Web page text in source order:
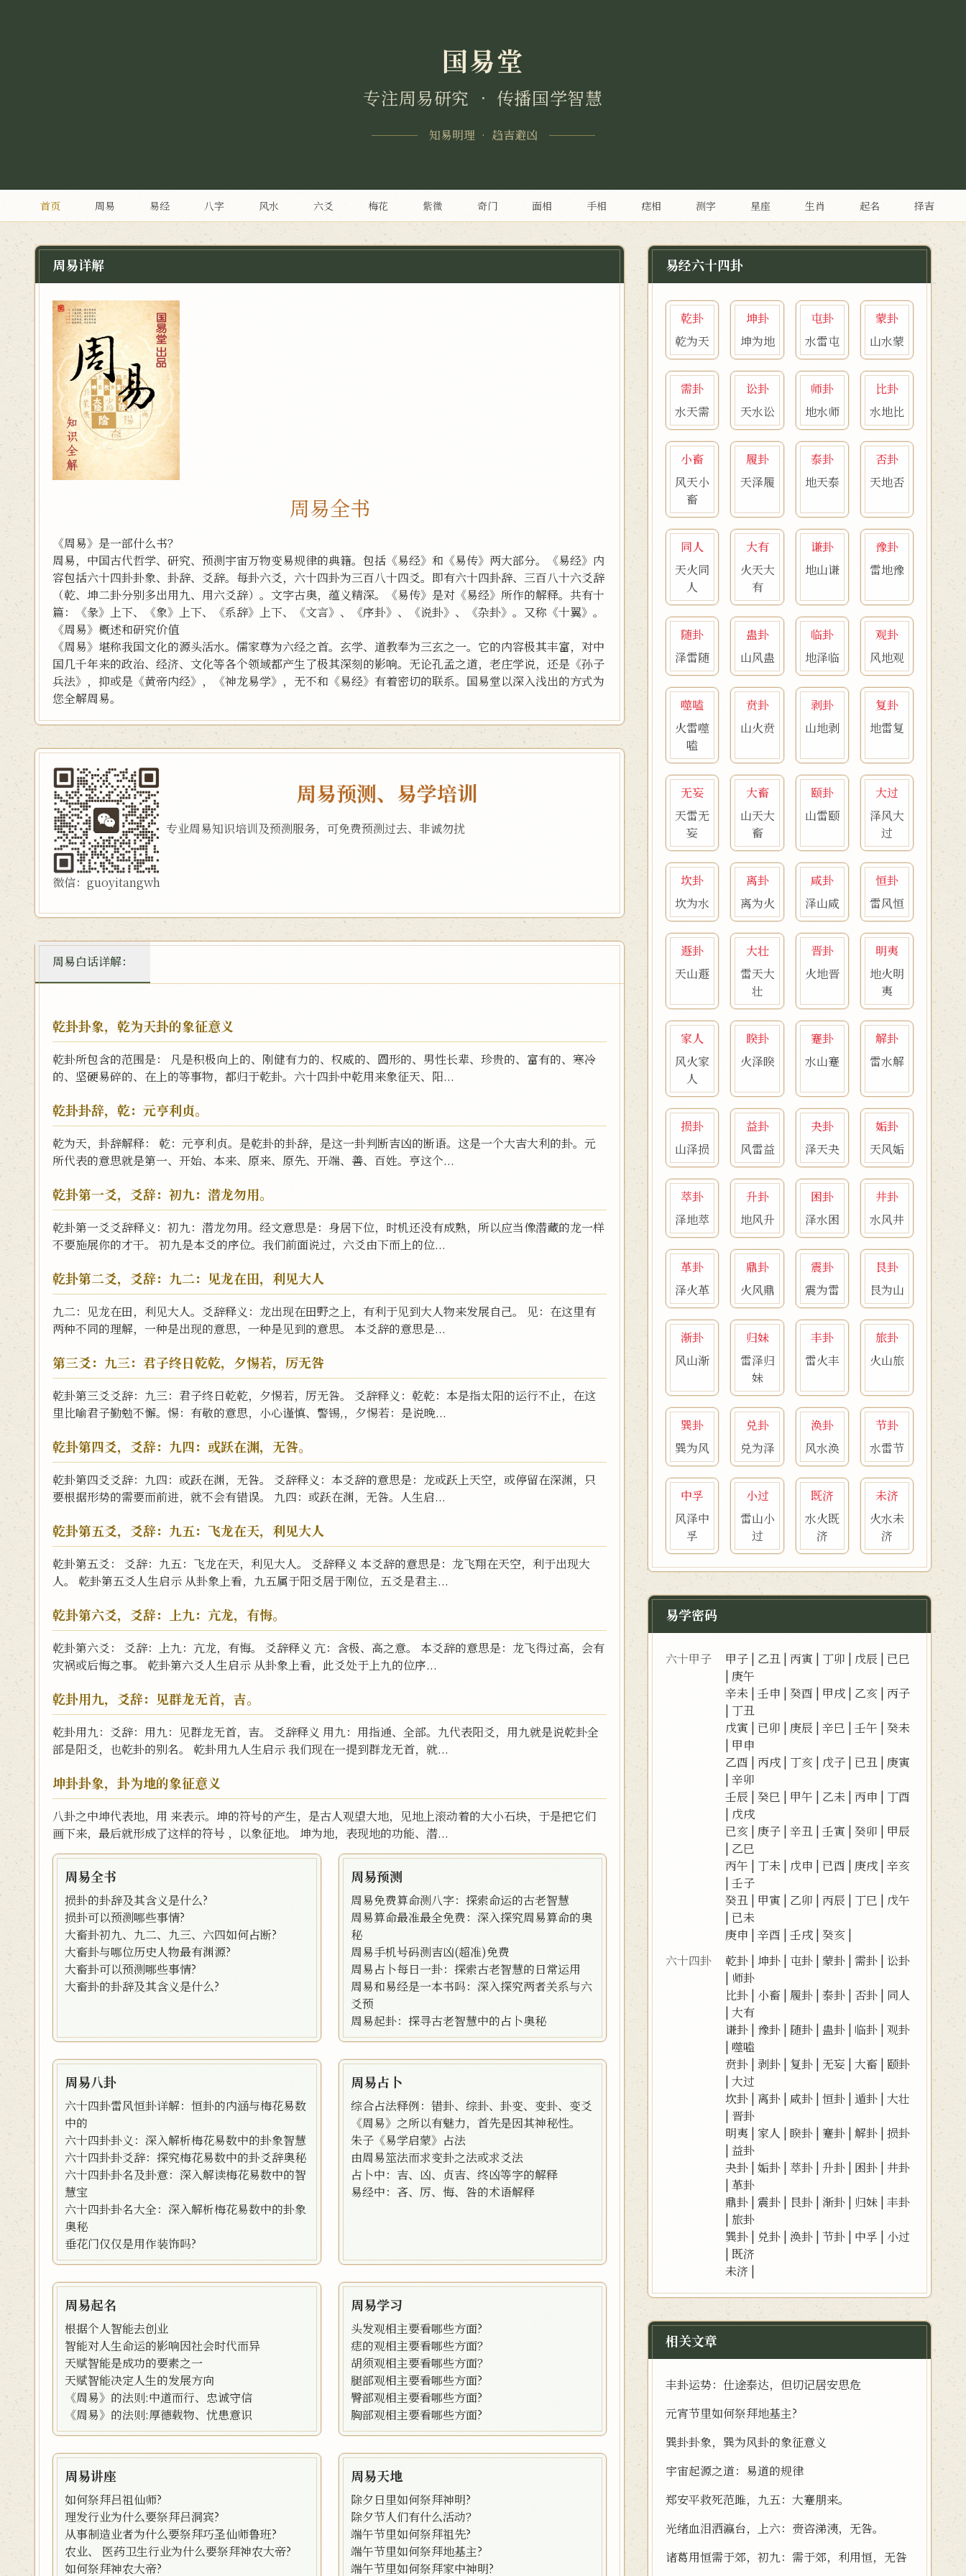
国易堂
专注周易研究 • 传播国学智慧
知易明理 • 趋吉避凶
首页 周易 易经 八字 风水 六爻 梅花 紫微 奇门 面相 手相 痣相 测字 星座 生肖 起名 择吉
周易详解
周易全书
《周易》是一部什么书？
周易，中国古代哲学、研究、预测宇宙万物变易规律的典籍。包括《易经》和《易传》两大部分。《易经》内
容包括六十四卦卦象、卦辞、爻辞。每卦六爻，六十四卦为三百八十四爻。即有六十四卦辞、三百八十六爻辞
（乾、坤二卦分别多出用九、用六爻辞）。文字古奥，蕴义精深。《易传》是对《易经》所作的解释。共有十
篇：《彖》上下、《象》上下、《系辞》上下、《文言》、《序卦》、《说卦》、《杂卦》。又称《十翼》。
《周易》概述和研究价值
《周易》堪称我国文化的源头活水。儒家尊为六经之首。玄学、道教奉为三玄之一。它的内容极其丰富，对中
国几千年来的政治、经济、文化等各个领域都产生了极其深刻的影响。无论孔孟之道，老庄学说，还是《孙子
兵法》，抑或是《黄帝内经》，《神龙易学》，无不和《易经》有着密切的联系。国易堂以深入浅出的方式为
您全解周易。
微信：guoyitangwh
周易预测、易学培训
专业周易知识培训及预测服务，可免费预测过去、非诚勿扰
周易白话详解：
乾卦卦象，乾为天卦的象征意义
乾卦所包含的范围是： 凡是积极向上的、刚健有力的、权威的、圆形的、男性长辈、珍贵的、富有的、寒冷
的、坚硬易碎的、在上的等事物，都归于乾卦。六十四卦中乾用来象征天、阳...
乾卦卦辞，乾：元亨利贞。
乾为天，卦辞解释： 乾：元亨利贞。是乾卦的卦辞，是这一卦判断吉凶的断语。这是一个大吉大利的卦。元
所代表的意思就是第一、开始、本来、原来、原先、开端、善、百姓。亨这个...
乾卦第一爻，爻辞：初九：潜龙勿用。
乾卦第一爻爻辞释义：初九：潜龙勿用。经文意思是：身居下位，时机还没有成熟，所以应当像潜藏的龙一样
不要施展你的才干。 初九是本爻的序位。我们前面说过，六爻由下而上的位...
乾卦第二爻，爻辞：九二：见龙在田，利见大人
九二：见龙在田，利见大人。爻辞释义：龙出现在田野之上，有利于见到大人物来发展自己。 见：在这里有
两种不同的理解，一种是出现的意思，一种是见到的意思。 本爻辞的意思是...
第三爻：九三：君子终日乾乾，夕惕若，厉无咎
乾卦第三爻爻辞：九三：君子终日乾乾，夕惕若，厉无咎。 爻辞释义：乾乾：本是指太阳的运行不止，在这
里比喻君子勤勉不懈。惕：有敬的意思，小心谨慎、警锡,，夕惕若：是说晚...
乾卦第四爻，爻辞：九四：或跃在渊，无咎。
乾卦第四爻爻辞：九四：或跃在渊，无咎。 爻辞释义：本爻辞的意思是：龙或跃上天空，或停留在深渊，只
要根据形势的需要而前进，就不会有错误。 九四：或跃在渊，无咎。人生启...
乾卦第五爻，爻辞：九五：飞龙在天，利见大人
乾卦第五爻： 爻辞：九五：飞龙在天，利见大人。 爻辞释义 本爻辞的意思是：龙飞翔在天空，利于出现大
人。 乾卦第五爻人生启示 从卦象上看，九五属于阳爻居于刚位，五爻是君主...
乾卦第六爻，爻辞：上九：亢龙，有悔。
乾卦第六爻： 爻辞：上九：亢龙，有悔。 爻辞释义 亢：含极、高之意。 本爻辞的意思是：龙飞得过高，会有
灾祸或后悔之事。 乾卦第六爻人生启示 从卦象上看，此爻处于上九的位序...
乾卦用九，爻辞：见群龙无首，吉。
乾卦用九：爻辞：用九：见群龙无首，吉。 爻辞释义 用九：用指通、全部。九代表阳爻，用九就是说乾卦全
部是阳爻，也乾卦的别名。 乾卦用九人生启示 我们现在一提到群龙无首，就...
坤卦卦象，卦为地的象征意义
八卦之中坤代表地，用 来表示。坤的符号的产生，是古人观望大地，见地上滚动着的大小石块，于是把它们
画下来，最后就形成了这样的符号 ，以象征地。 坤为地，表现地的功能、潜...
周易全书
损卦的卦辞及其含义是什么?
损卦可以预测哪些事情?
大畜卦初九、九二、九三、六四如何占断?
大畜卦与哪位历史人物最有渊源?
大畜卦可以预测哪些事情?
大畜卦的卦辞及其含义是什么?
周易预测
周易免费算命测八字：探索命运的古老智慧
周易算命最准最全免费：深入探究周易算命的奥
秘
周易手机号码测吉凶(超准)免费
周易占卜每日一卦：探索古老智慧的日常运用
周易和易经是一本书吗：深入探究两者关系与六
爻预
周易起卦：探寻古老智慧中的占卜奥秘
周易八卦
六十四卦雷风恒卦详解：恒卦的内涵与梅花易数
中的
六十四卦卦义：深入解析梅花易数中的卦象智慧
六十四卦卦爻辞：探究梅花易数中的卦爻辞奥秘
六十四卦卦名及卦意：深入解读梅花易数中的智
慧宝
六十四卦卦名大全：深入解析梅花易数中的卦象
奥秘
垂花门仅仅是用作装饰吗?
周易占卜
综合占法释例：错卦、综卦、卦变、变卦、变爻
《周易》之所以有魅力，首先是因其神秘性。
朱子《易学启蒙》占法
由周易筮法而求变卦之法或求爻法
占卜中：吉、凶、贞吉、终凶等字的解释
易经中：吝、厉、悔、咎的术语解释
周易起名
根据个人智能去创业
智能对人生命运的影响因社会时代而异
天赋智能是成功的要素之一
天赋智能决定人生的发展方向
《周易》的法则:中道而行、忠诚守信
《周易》的法则:厚德载物、忧患意识
周易学习
头发观相主要看哪些方面?
痣的观相主要看哪些方面？
胡须观相主要看哪些方面？
腿部观相主要看哪些方面?
臀部观相主要看哪些方面?
胸部观相主要看哪些方面?
周易讲座
如何祭拜吕祖仙师?
理发行业为什么要祭拜吕洞宾?
从事制造业者为什么要祭拜巧圣仙师鲁班?
农业、 医药卫生行业为什么要祭拜神农大帝?
如何祭拜神农大帝?
周易天地
除夕日里如何祭拜神明?
除夕节人们有什么活动？
端午节里如何祭拜祖先?
端午节里如何祭拜地基主?
端午节里如何祭拜家中神明?
易经六十四卦
乾卦
乾为天
坤卦
坤为地
屯卦
水雷屯
蒙卦
山水蒙
需卦
水天需
讼卦
天水讼
师卦
地水师
比卦
水地比
小畜
风天小
畜
履卦
天泽履
泰卦
地天泰
否卦
天地否
同人
天火同
人
大有
火天大
有
谦卦
地山谦
豫卦
雷地豫
随卦
泽雷随
蛊卦
山风蛊
临卦
地泽临
观卦
风地观
噬嗑
火雷噬
嗑
贲卦
山火贲
剥卦
山地剥
复卦
地雷复
无妄
天雷无
妄
大畜
山天大
畜
颐卦
山雷颐
大过
泽风大
过
坎卦
坎为水
离卦
离为火
咸卦
泽山咸
恒卦
雷风恒
遯卦
天山遯
大壮
雷天大
壮
晋卦
火地晋
明夷
地火明
夷
家人
风火家
人
睽卦
火泽睽
蹇卦
水山蹇
解卦
雷水解
损卦
山泽损
益卦
风雷益
夬卦
泽天夬
姤卦
天风姤
萃卦
泽地萃
升卦
地风升
困卦
泽水困
井卦
水风井
革卦
泽火革
鼎卦
火风鼎
震卦
震为雷
艮卦
艮为山
渐卦
风山渐
归妹
雷泽归
妹
丰卦
雷火丰
旅卦
火山旅
巽卦
巽为风
兑卦
兑为泽
涣卦
风水涣
节卦
水雷节
中孚
风泽中
孚
小过
雷山小
过
既济
水火既
济
未济
火水未
济
易学密码
六十甲子 甲子 | 乙丑 |丙寅 | 丁卯 | 戊辰 | 已巳
| 庚午
辛未 |壬申 |癸酉 | 甲戌 | 乙亥 |丙子
| 丁丑
戊寅 | 已卯 | 庚辰 |辛巳 |壬午 |癸未
| 甲申
乙酉 |丙戌 | 丁亥 | 戊子 | 已丑 | 庚寅
|辛卯
壬辰 |癸巳 | 甲午 | 乙未 |丙申 | 丁酉
| 戊戌
已亥 | 庚子 |辛丑 |壬寅 |癸卯 | 甲辰
| 乙巳
丙午 | 丁未 | 戊申 | 已酉 | 庚戌 |辛亥
|壬子
癸丑 | 甲寅 | 乙卯 |丙辰 | 丁巳 | 戊午
| 已未
庚申 |辛酉 |壬戌 |癸亥 |
六十四卦
乾卦 | 坤卦 | 屯卦 |蒙卦 |需卦 | 讼卦
| 师卦
比卦 | 小畜 | 履卦 |泰卦 | 否卦 | 同人
|大有
谦卦 |豫卦 | 随卦 | 蛊卦 | 临卦 |观卦
| 噬嗑
贲卦 | 剥卦 | 复卦 | 无妄 |大畜 | 颐卦
|大过
坎卦 |离卦 | 咸卦 |恒卦 |遁卦 |大壮
| 晋卦
明夷 |家人 |睽卦 | 蹇卦 |解卦 |损卦
| 益卦
夬卦 |姤卦 | 萃卦 |升卦 | 困卦 |井卦
|革卦
鼎卦 |震卦 | 艮卦 |渐卦 | 归妹 |丰卦
| 旅卦
巽卦 | 兑卦 |涣卦 |节卦 | 中孚 | 小过
| 既济
未济 |
相关文章
丰卦运势：仕途泰达，但切记居安思危
元宵节里如何祭拜地基主?
巽卦卦象，巽为风卦的象征意义
宇宙起源之道：易道的规律
郑安平救死范雎，九五：大蹇朋来。
光绪血泪洒瀛台，上六：赍咨涕洟，无咎。
诸葛用恒需于郊，初九：需于郊，利用恒，无咎